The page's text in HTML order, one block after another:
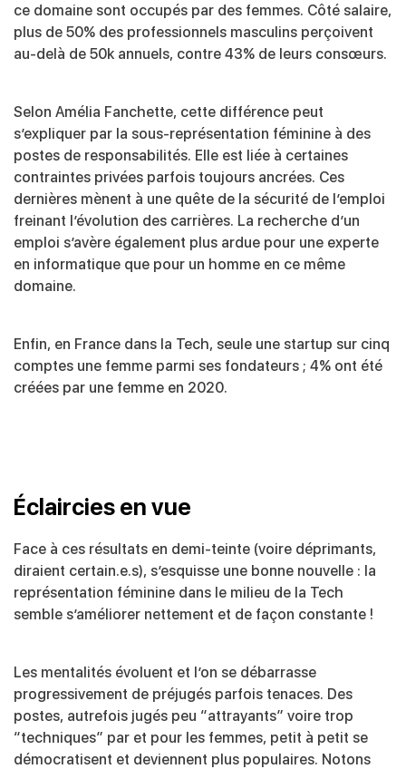
ce domaine sont occupés par des femmes. Côté salaire,
plus de 50% des professionnels masculins perçoivent
au-delà de 50k annuels, contre 43% de leurs consœurs.
Selon Amélia Fanchette, cette différence peut
s’expliquer par la sous-représentation féminine à des
postes de responsabilités. Elle est liée à certaines
contraintes privées parfois toujours ancrées. Ces
dernières mènent à une quête de la sécurité de l’emploi
freinant l’évolution des carrières. La recherche d’un
emploi s’avère également plus ardue pour une experte
en informatique que pour un homme en ce même
domaine.
Enfin, en France dans la Tech, seule une startup sur cinq
comptes une femme parmi ses fondateurs ; 4% ont été
créées par une femme en 2020.
Éclaircies en vue
Face à ces résultats en demi-teinte (voire déprimants,
diraient certain.e.s), s’esquisse une bonne nouvelle : la
représentation féminine dans le milieu de la Tech
semble s’améliorer nettement et de façon constante !
Les mentalités évoluent et l’on se débarrasse
progressivement de préjugés parfois tenaces. Des
postes, autrefois jugés peu “attrayants” voire trop
“techniques” par et pour les femmes, petit à petit se
démocratisent et deviennent plus populaires. Notons